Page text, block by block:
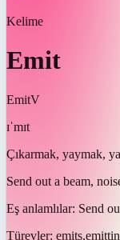
Kelime
Emit
EmitV
ɪˈmɪt
Çıkarmak, yaymak,
Send out a beam,
Eş anlamlılar: Send
Türevler: